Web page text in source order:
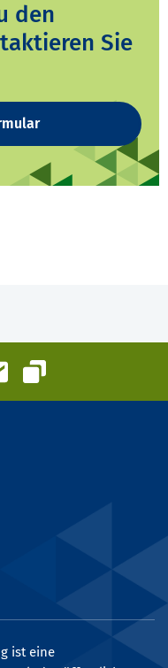
den
Sie
E-Mail
Link kopieren
ist eine